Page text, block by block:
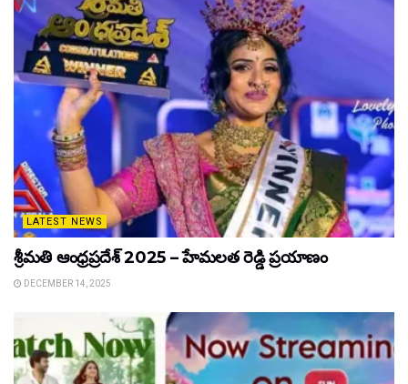
LATEST NEWS
శ్రీమతి ఆంధ్రప్రదేశ్ 2025 – హేమలత రెడ్డి ప్రయాణం
DECEMBER 14, 2025